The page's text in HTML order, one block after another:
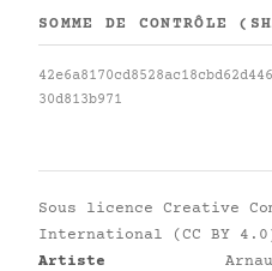
SOMME DE CONTRÔLE
30d813b971
Sous licence Creative
International (CC BY
Artiste